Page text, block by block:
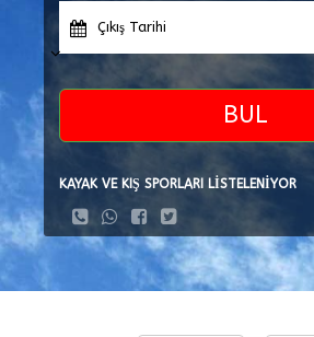
Çıkış Tarihi
BUL
KAYAK VE KIŞ SPORLARI LİSTELENİYOR